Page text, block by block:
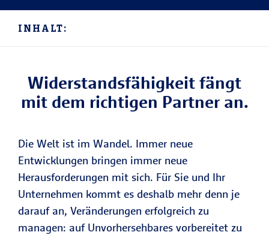
INHALT:
Widerstandsfähigkeit fängt
mit dem richtigen Partner an.
Die Welt ist im Wandel. Immer neue
Entwicklungen bringen immer neue
Herausforderungen mit sich. Für Sie und Ihr
Unternehmen kommt es deshalb mehr denn je
darauf an, Veränderungen erfolgreich zu
managen: auf Unvorhersehbares vorbereitet zu